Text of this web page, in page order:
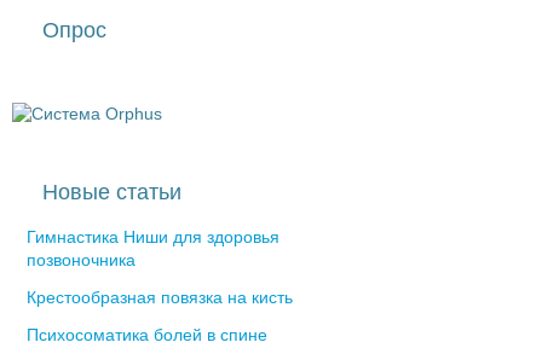
Опрос
Новые статьи
Гимнастика Ниши для здоровья
позвоночника
Крестообразная повязка на кисть
Психосоматика болей в спине